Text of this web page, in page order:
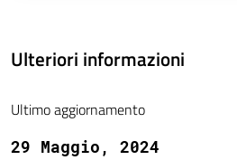
Ulteriori informazioni
Ultimo aggiornamento
29 Maggio, 2024